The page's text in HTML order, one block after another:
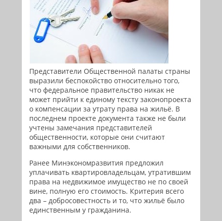
Представители Общественной палаты страны
выразили беспокойство относительно того,
что федеральное правительство никак не
может прийти к единому тексту законопроекта
о компенсации за утрату права на жильё. В
последнем проекте документа также не были
учтены замечания представителей
общественности, которые они считают
важными для собственников.
Ранее Минэкономразвития предложил
уплачивать квартировладельцам, утратившим
права на недвижимое имущество не по своей
вине, полную его стоимость. Критерия всего
два – добросовестность и то, что жильё было
единственным у гражданина.